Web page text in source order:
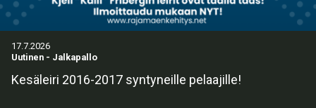
17.7.2026
Uutinen - Jalkapallo
Kesäleiri 2016-2017 syntyneille pelaajille!